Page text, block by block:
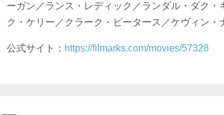
ーガン／ランス・レディック／ランダル・ダク・
ク・ケリー／クラーク・ピータース／ケヴィン・
公式サイト： https://filmarks.com/movies/57328